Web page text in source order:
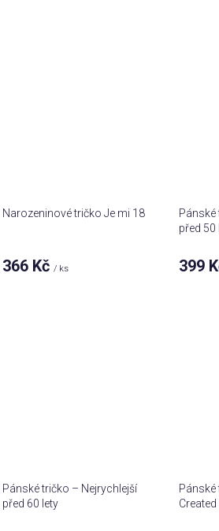
Narozeninové tričko Je mi 18
366 Kč / ks
Pánské
před 50
399
Pánské tričko – Nejrychlejší
před 60 lety
Pánské
Created